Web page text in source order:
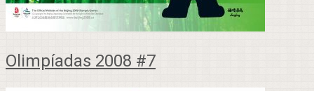
Olimpíadas 2008 #7